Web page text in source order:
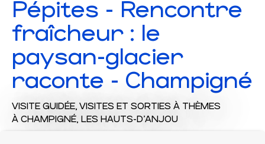
Pépites - Rencontre
fraîcheur : le
paysan-glacier
raconte - Champigné
VISITE GUIDÉE, VISITES ET SORTIES À THÈMES
À CHAMPIGNÉ, LES HAUTS-D'ANJOU